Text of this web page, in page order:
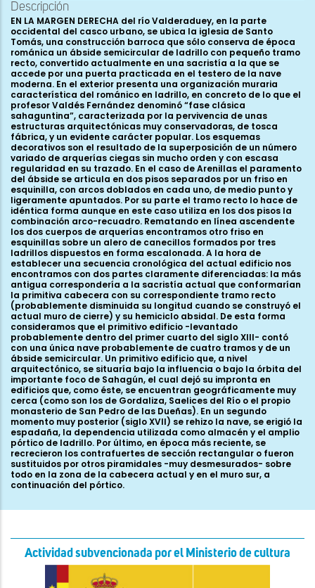
Descripción
EN LA MARGEN DERECHA del río Valderaduey, en la parte
occidental del casco urbano, se ubica la iglesia de Santo
Tomás, una construcción barroca que sólo conserva de época
románica un ábside semicircular de ladrillo con pequeño tramo
recto, convertido actualmente en una sacristía a la que se
accede por una puerta practicada en el testero de la nave
moderna. En el exterior presenta una organización muraria
característica del románico en ladrillo, en concreto de lo que el
profesor Valdés Fernández denominó “fase clásica
sahaguntina”, caracterizada por la pervivencia de unas
estructuras arquitectónicas muy conservadoras, de tosca
fábrica, y un evidente carácter popular. Los esquemas
decorativos son el resultado de la superposición de un número
variado de arquerías ciegas sin mucho orden y con escasa
regularidad en su trazado. En el caso de Arenillas el paramento
del ábside se articula en dos pisos separados por un friso en
esquinilla, con arcos doblados en cada uno, de medio punto y
ligeramente apuntados. Por su parte el tramo recto lo hace de
idéntica forma aunque en este caso utiliza en los dos pisos la
combinación arco-recuadro. Rematando en línea ascendente
los dos cuerpos de arquerías encontramos otro friso en
esquinillas sobre un alero de canecillos formados por tres
ladrillos dispuestos en forma escalonada. A la hora de
establecer una secuencia cronológica del actual edificio nos
encontramos con dos partes claramente diferenciadas: la más
antigua correspondería a la sacristía actual que conformarían
la primitiva cabecera con su correspondiente tramo recto
(probablemente disminuida su longitud cuando se construyó el
actual muro de cierre) y su hemiciclo absidal. De esta forma
consideramos que el primitivo edificio -levantado
probablemente dentro del primer cuarto del siglo XIII- contó
con una única nave probablemente de cuatro tramos y de un
ábside semicircular. Un primitivo edificio que, a nivel
arquitectónico, se situaría bajo la influencia o bajo la órbita del
importante foco de Sahagún, el cual dejó su impronta en
edificios que, como éste, se encuentran geográficamente muy
cerca (como son los de Gordaliza, Saelices del Río o el propio
monasterio de San Pedro de las Dueñas). En un segundo
momento muy posterior (siglo XVII) se rehizo la nave, se erigió la
espadaña, la dependencia utilizada como almacén y el amplio
pórtico de ladrillo. Por último, en época más reciente, se
recrecieron los contrafuertes de sección rectangular o fueron
sustituidos por otros piramidales -muy desmesurados- sobre
todo en la zona de la cabecera actual y en el muro sur, a
continuación del pórtico.
Actividad subvencionada por el Ministerio de cultura